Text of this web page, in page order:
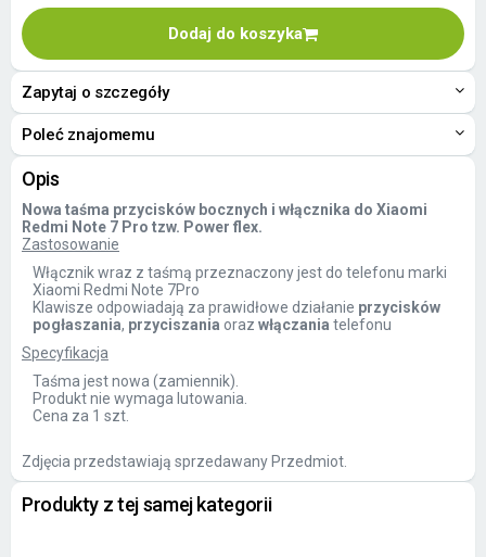
Dodaj do koszyka
Zapytaj o szczegóły
Poleć znajomemu
Opis
Nowa taśma przycisków bocznych i włącznika do Xiaomi
Redmi Note 7 Pro tzw. Power flex.
Zastosowanie
Włącznik wraz z taśmą przeznaczony jest do telefonu marki
Xiaomi Redmi Note 7Pro
Klawisze odpowiadają za prawidłowe działanie przycisków
pogłaszania, przyciszania oraz włączania telefonu
Specyfikacja
Taśma jest nowa (zamiennik).
Produkt nie wymaga lutowania.
Cena za 1 szt.
Zdjęcia przedstawiają sprzedawany Przedmiot.
Produkty z tej samej kategorii